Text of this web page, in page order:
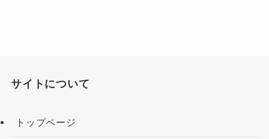
サイトについて
トップページ